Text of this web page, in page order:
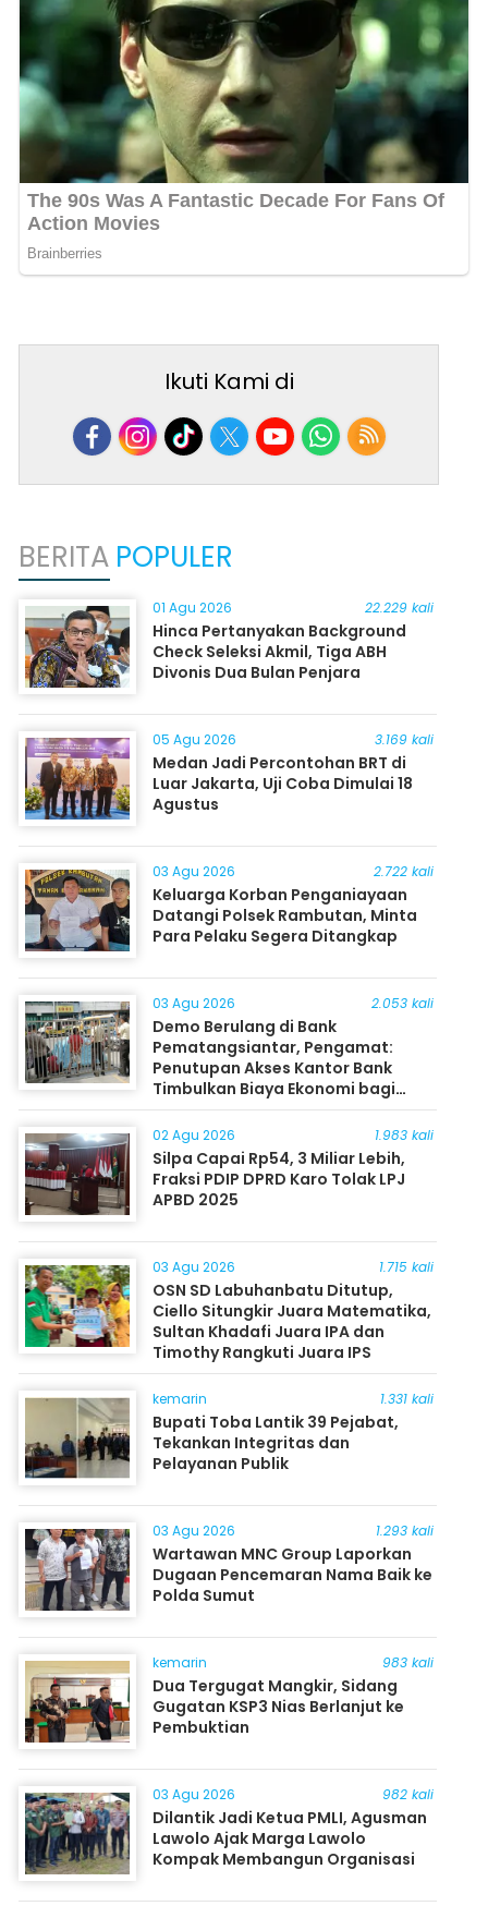
Ikuti Kami di
BERITA POPULER
01 Agu 2026 22.229 kali
Hinca Pertanyakan Background
Check Seleksi Akmil, Tiga ABH
Divonis Dua Bulan Penjara
05 Agu 2026 3.169 kali
Medan Jadi Percontohan BRT di
Luar Jakarta, Uji Coba Dimulai 18
Agustus
03 Agu 2026 2.722 kali
Keluarga Korban Penganiayaan
Datangi Polsek Rambutan, Minta
Para Pelaku Segera Ditangkap
03 Agu 2026 2.053 kali
Demo Berulang di Bank
Pematangsiantar, Pengamat:
Penutupan Akses Kantor Bank
Timbulkan Biaya Ekonomi bagi
Masyarakat
02 Agu 2026 1.983 kali
Silpa Capai Rp54, 3 Miliar Lebih,
Fraksi PDIP DPRD Karo Tolak LPJ
APBD 2025
03 Agu 2026 1.715 kali
OSN SD Labuhanbatu Ditutup,
Ciello Situngkir Juara Matematika,
Sultan Khadafi Juara IPA dan
Timothy Rangkuti Juara IPS
kemarin 1.331 kali
Bupati Toba Lantik 39 Pejabat,
Tekankan Integritas dan
Pelayanan Publik
03 Agu 2026 1.293 kali
Wartawan MNC Group Laporkan
Dugaan Pencemaran Nama Baik ke
Polda Sumut
kemarin 983 kali
Dua Tergugat Mangkir, Sidang
Gugatan KSP3 Nias Berlanjut ke
Pembuktian
03 Agu 2026 982 kali
Dilantik Jadi Ketua PMLI, Agusman
Lawolo Ajak Marga Lawolo
Kompak Membangun Organisasi